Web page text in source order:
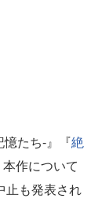
憶たち-』『絶
作について
止も発表され